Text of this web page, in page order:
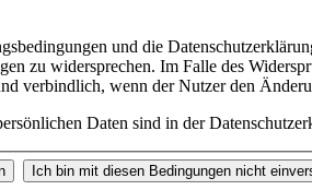
und die
zu widersprechen. Im Falle des
verbindlich, wenn der Nutzer den
Daten sind in der